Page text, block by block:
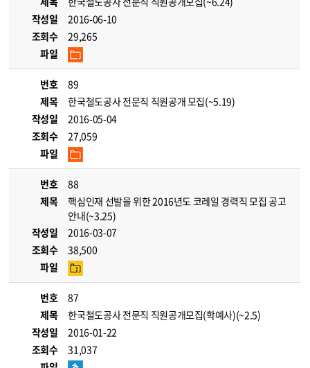
작성일
2016-06-10
조회수
29,265
파일
번호
89
제목
한국철도공사 전문직 직원공개 모집(~5.19)
작성일
2016-05-04
조회수
27,059
파일
번호
88
제목
핵심인재 선발을 위한 2016년도 코레일 경력직 모집 공고
안내(~3.25)
작성일
2016-03-07
조회수
38,500
파일
번호
87
제목
한국철도공사 전문직 직원공개모집(학예사)(~2.5)
작성일
2016-01-22
조회수
31,037